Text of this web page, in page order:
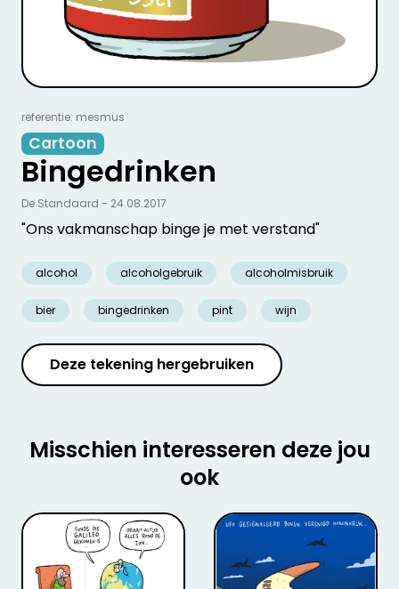
referentie: mesmus
Cartoon
Bingedrinken
"Ons vakmanschap binge je met verstand"
alcohol alcoholgebruik alcoholmisbruik
bier bingedrinken pint wijn
De Standaard - 24.08.2017
Deze tekening hergebruiken
Misschien interesseren deze jou
ook